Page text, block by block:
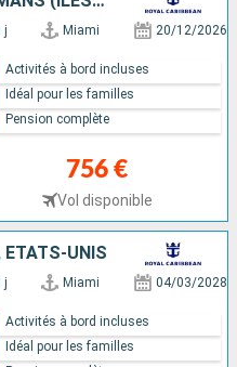
j Miami 20/12/2026
756 €
Vol disponible
Activités à bord incluses
Idéal pour les familles
Pension complète
ÉTATS-UNIS
j Miami 04/03/2028
Activités à bord incluses
Idéal pour les familles